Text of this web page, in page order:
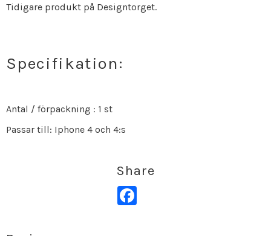
Tidigare produkt på Designtorget.
Specifikation:
Antal / förpackning : 1 st
Passar till: Iphone 4 och 4:s
Share
Facebook